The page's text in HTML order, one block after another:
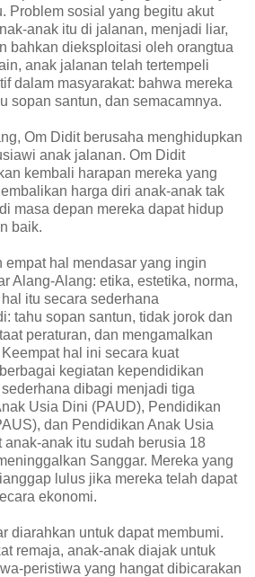
Problem sosial yang begitu akut
anak itu di jalanan, menjadi liar,
bahkan dieksploitasi oleh orangtua
anak jalanan telah tertempeli
dalam masyarakat: bahwa mereka
sopan santun, dan semacamnya.
Om Didit berusaha menghidupkan
anak jalanan. Om Didit
kembali harapan mereka yang
harga diri anak-anak tak
masa depan mereka dapat hidup
baik.
empat hal mendasar yang ingin
Alang-Alang: etika, estetika, norma,
itu secara sederhana
tahu sopan santun, tidak jorok dan
peraturan, dan mengamalkan
hal ini secara kuat
kegiatan kependidikan
dibagi menjadi tiga
Usia Dini (PAUD), Pendidikan
dan Pendidikan Anak Usia
anak-anak itu sudah berusia 18
Sanggar. Mereka yang
lulus jika mereka telah dapat
ekonomi.
diarahkan untuk dapat membumi.
remaja, anak-anak diajak untuk
peristiwa yang hangat dibicarakan